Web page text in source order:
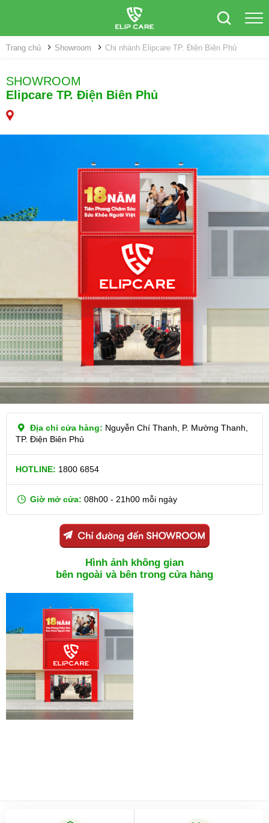
Trang chủ Showroom Chi nhánh Elipcare TP. Điện Biên Phủ
SHOWROOM
Elipcare TP. Điện Biên Phủ
Địa chỉ cửa hàng: Nguyễn Chí Thanh, P. Mường Thanh,
TP. Điện Biên Phủ
HOTLINE: 1800 6854
Giờ mở cửa: 08h00 - 21h00 mỗi ngày
Hình ảnh không gian
bên ngoài và bên trong cửa hàng